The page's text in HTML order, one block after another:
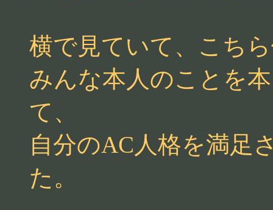
横で見ていて、こち
みんな本人のことを
て、
自分のAC人格を満足
た。